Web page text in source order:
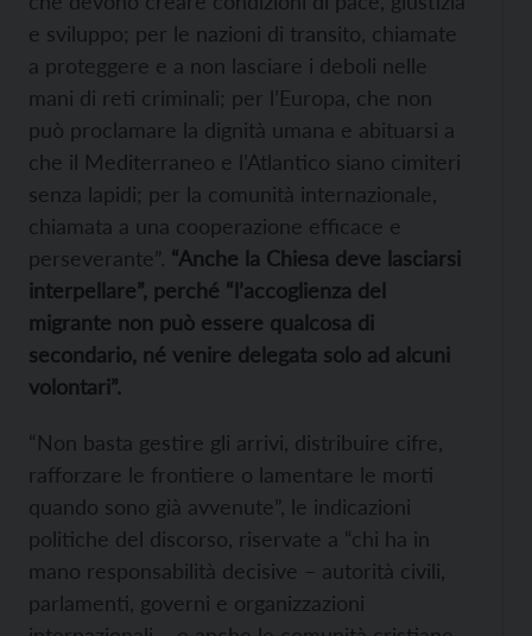
e sviluppo; per le nazioni di transito, chiamate
a proteggere e a non lasciare i deboli nelle
mani di reti criminali; per l’Europa, che non
può proclamare la dignità umana e abituarsi a
che il Mediterraneo e l’Atlantico siano cimiteri
senza lapidi; per la comunità internazionale,
chiamata a una cooperazione efficace e
perseverante”. “Anche la Chiesa deve lasciarsi
interpellare”, perché “l’accoglienza del
migrante non può essere qualcosa di
secondario, né venire delegata solo ad alcuni
volontari”.
“Non basta gestire gli arrivi, distribuire cifre,
rafforzare le frontiere o lamentare le morti
quando sono già avvenute”, le indicazioni
politiche del discorso, riservate a “chi ha in
mano responsabilità decisive – autorità civili,
parlamenti, governi e organizzazioni